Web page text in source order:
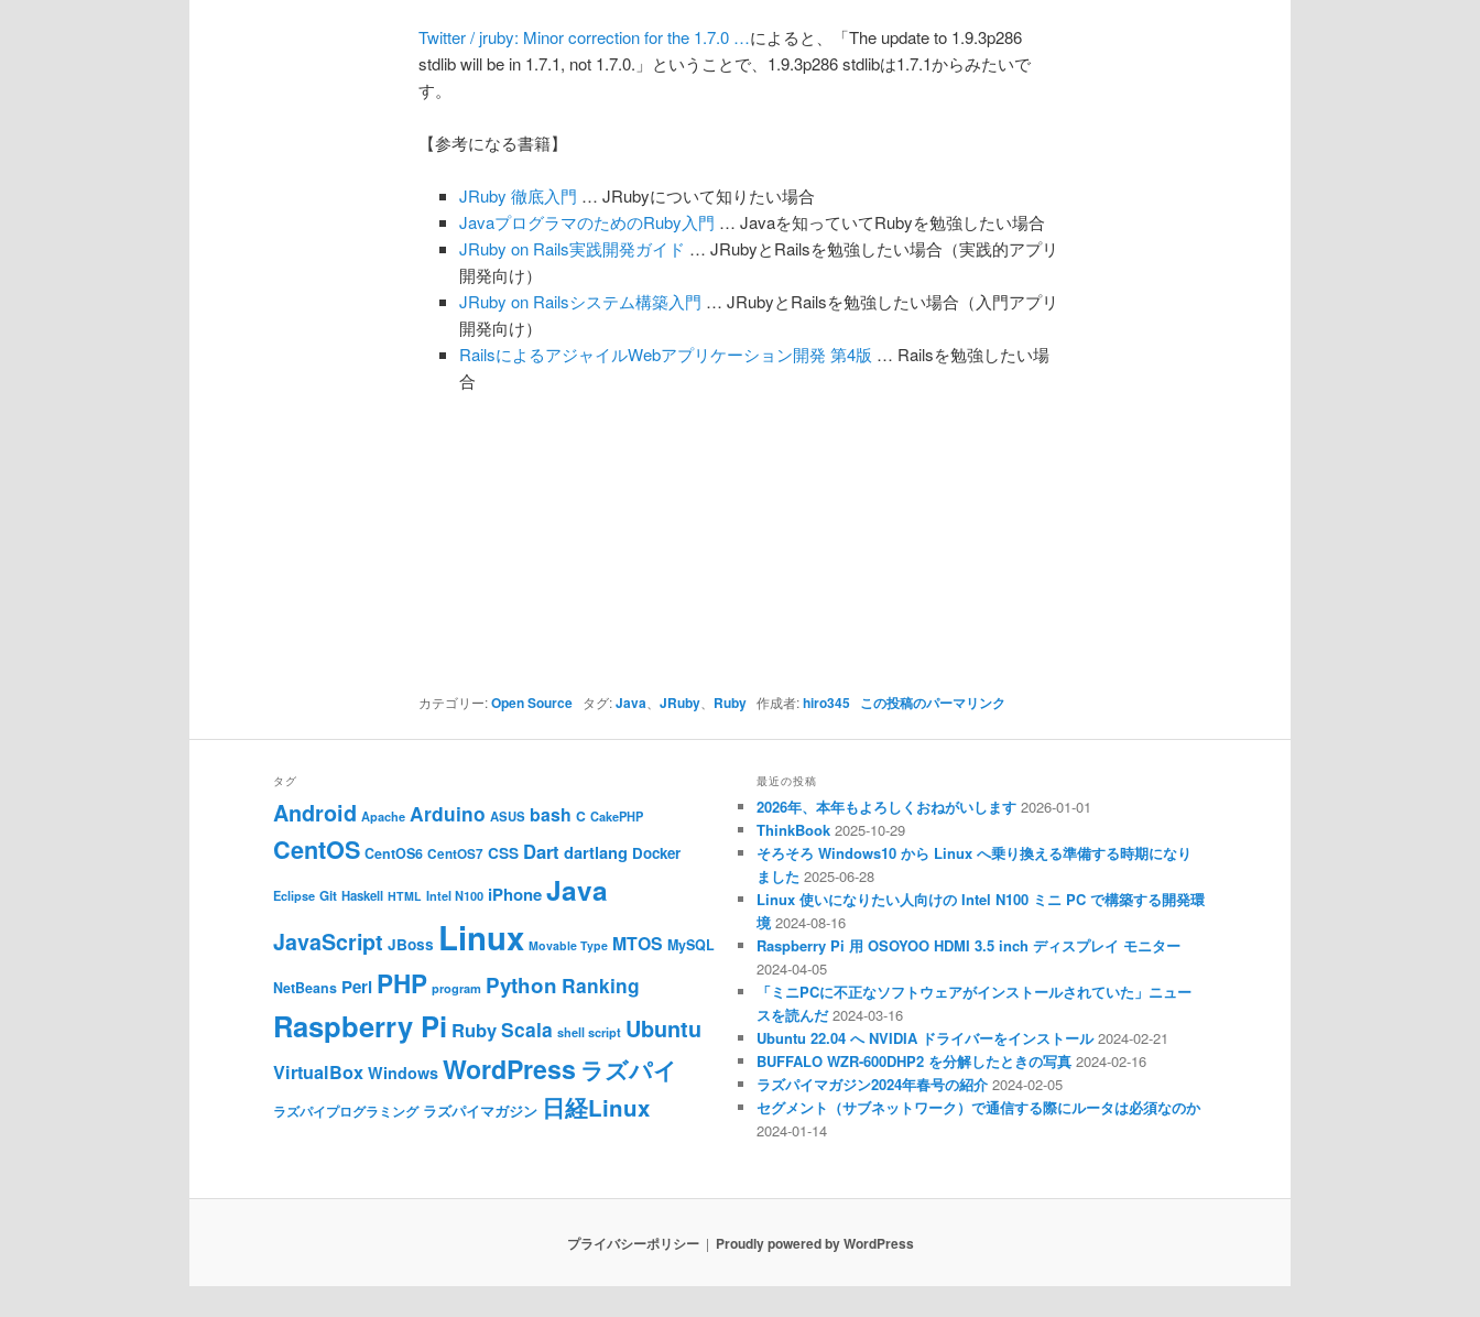
Twitter / jruby: Minor correction for the 1.7.0 …によると、「The update to 1.9.3p286
stdlib will be in 1.7.1, not 1.7.0.」ということで、1.9.3p286 stdlibは1.7.1からみたいで
す。
【参考になる書籍】
JRuby 徹底入門 … JRubyについて知りたい場合
JavaプログラマのためのRuby入門 … Javaを知っていてRubyを勉強したい場合
JRuby on Rails実践開発ガイド … JRubyとRailsを勉強したい場合（実践的アプリ
開発向け）
JRuby on Railsシステム構築入門 … JRubyとRailsを勉強したい場合（入門アプリ
開発向け）
RailsによるアジャイルWebアプリケーション開発 第4版 … Railsを勉強したい場
合
カテゴリー:Open Sourceタグ:Java JRuby、 Ruby作成者:hiro345 この投稿のパーマリンク
タグ
Android Apache Arduino ASUS bash C CakePHP
CentOS CentOS6 CentOS7 CSS Dart dartlang Docker
Eclipse Git Haskell HTML Intel N100 iPhoneJava
JavaScript JBoss Linux Movable Type MTOS MySQL
NetBeans Perl PHP program Python Ranking
Raspberry Pi RubyScala shell script Ubuntu
VirtualBox Windows WordPress ラズパイ
ラズパイプログラミング ラズパイマガジン 日経Linux
最近の投稿
2026年、本年もよろしくおねがいします 2026-01-01
ThinkBook 2025-10-29
そろそろ Windows10 から Linux へ乗り換える準備する時期になり
ました 2025-06-28
Linux 使いになりたい人向けの Intel N100 ミニ PC で構築する開発環
境 2024-08-16
Raspberry Pi 用 OSOYOO HDMI 3.5 inch ディスプレイ モニター
2024-04-05
「ミニPCに不正なソフトウェアがインストールされていた」ニュー
スを読んだ 2024-03-16
Ubuntu 22.04 へ NVIDIA ドライバーをインストール 2024-02-21
BUFFALO WZR-600DHP2 を分解したときの写真 2024-02-16
ラズパイマガジン2024年春号の紹介 2024-02-05
セグメント（サブネットワーク）で通信する際にルータは必須なのか
2024-01-14
プライバシーポリシー Proudly powered by WordPress